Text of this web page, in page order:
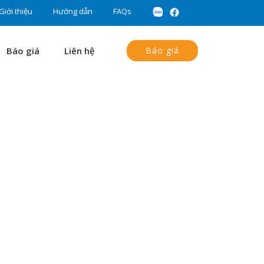
thiệu Hướng dẫn FAQs
Báo giá Liên hệ Báo giá